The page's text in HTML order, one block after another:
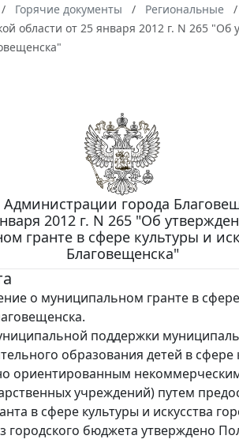
Горячие документы Региональные
области от 25 января 2012 г. N 265
города
2012 г. N 265 "Об
гранте в сфере культуры и
Благовещенска"
о муниципальном гранте в
поддержки
образования детей в сфере
ориентированным
учреждений) путем
в сфере культуры и искусства
городского бюджета утверждено